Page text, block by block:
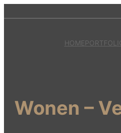
HOME
Wonen –